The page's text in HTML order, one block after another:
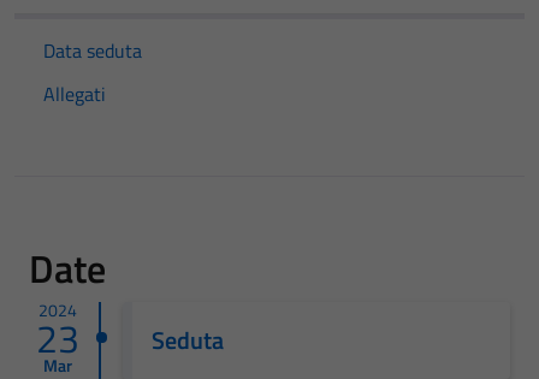
Data seduta
Allegati
Date
2024
23
Mar
Seduta